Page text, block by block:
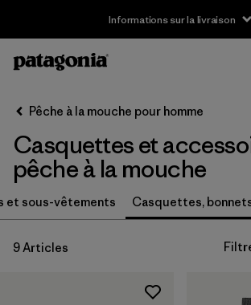
Informations sur la livraison
Filtrer par
Taille
S
Pêche à la mouche pour homme
Casquettes et
pêche à la mouche
et sous-vêtements Casquettes,
9 Articles